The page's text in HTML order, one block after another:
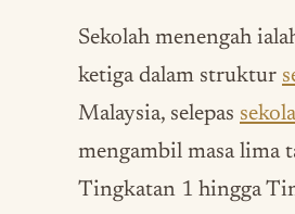
Sekolah menengah
ketiga dalam struktur
Malaysia, selepas
mengambil masa lima
Tingkatan 1 hingga